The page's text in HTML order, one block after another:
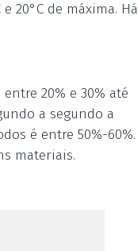
20°C de máxima. Há
20% e 30% até
a segundo a
é entre 50%-60%.
materiais.